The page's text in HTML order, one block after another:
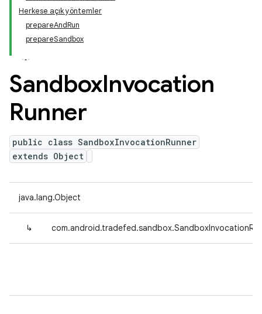
Herkese açık yöntemler
prepareAndRun
prepareSandbox
SandboxInvocation
Runner
public class SandboxInvocationRunner
extends Object
java.lang.Object
↳